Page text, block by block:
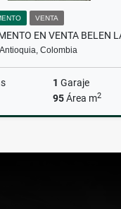
VENTA
Colombia
1 Garaje
95Área m2
$750.000.000